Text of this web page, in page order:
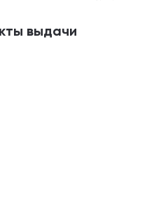
выдачи